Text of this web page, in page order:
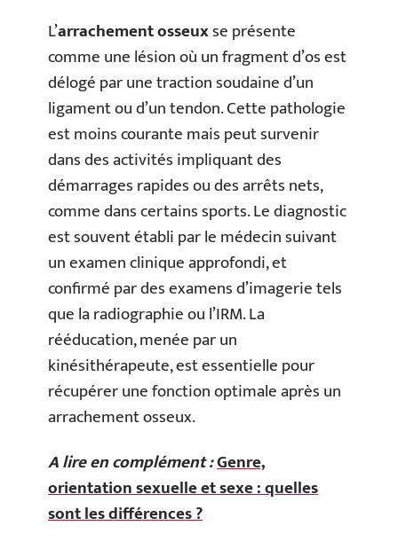
L’arrachement osseuxse présente
comme une lésion où un fragment d’os est
délogé par une traction soudaine d’un
ligament ou d’un tendon. Cette pathologie
est moins courante mais peut survenir
dans des activités impliquant des
démarrages rapides ou des arrêts nets,
comme dans certains sports. Le diagnostic
est souvent établi par le médecin suivant
un examen clinique approfondi, et
confirmé par des examens d’imagerie tels
que la radiographie ou l’IRM. La
rééducation, menée par un
kinésithérapeute, est essentielle pour
récupérer une fonction optimale après un
arrachement osseux.
A lire en complément :Genre,
orientation sexuelle et sexe : quelles
sont les différences ?